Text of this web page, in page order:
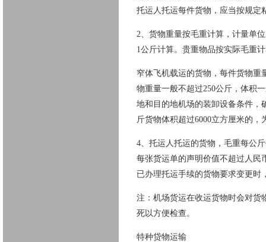
托运人托运每件货物，应当按规定
2、货物重量按毛重计算，计量单
1公斤计算。贵重物品按实际毛重
窄体飞机载运的货物，每件货物重
物重量一般不超过250公斤，体积
地和目的地机场的装卸设备条件，
斤货物体积超过6000立方厘米的
4、托运人托运的货物，毛重每公
每张货运单的声明价值不超过人民
已办理托运手续的货物要求变更时
注：机场货运在收运货物时会对货
死以方便检查。
特种贷物运输